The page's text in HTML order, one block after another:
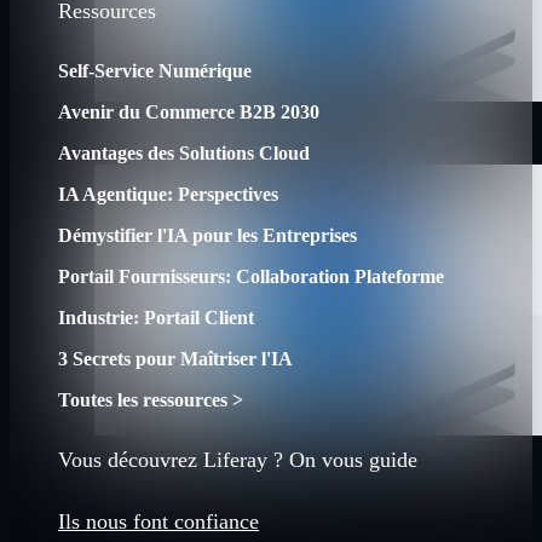
Ressources
Self-Service Numérique
Avenir du Commerce B2B 2030
Avantages des Solutions Cloud
IA Agentique: Perspectives
Démystifier l'IA pour les Entreprises
Portail Fournisseurs: Collaboration Plateforme
Industrie: Portail Client
3 Secrets pour Maîtriser l'IA
Toutes les ressources >
Vous découvrez Liferay ? On vous guide
Ils nous font confiance